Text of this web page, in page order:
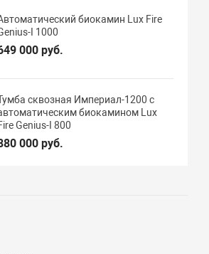
биокамин Lux Fire
I 1000
000 руб.
сквозная Империал-1200 с
биокамином Lux
Genius-I 800
000 руб.